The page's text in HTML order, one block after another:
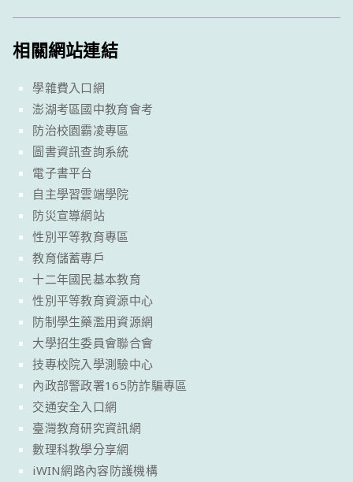
相關網站連結
學雜費入口網
澎湖考區國中教育會考
防治校園霸凌專區
圖書資訊查詢系統
電子書平台
自主學習雲端學院
防災宣導網站
性別平等教育專區
教育儲蓄專戶
十二年國民基本教育
性別平等教育資源中心
防制學生藥濫用資源網
大學招生委員會聯合會
技專校院入學測驗中心
內政部警政署165防詐騙專區
交通安全入口網
臺灣教育研究資訊網
數理科教學分享網
iWIN網路內容防護機構